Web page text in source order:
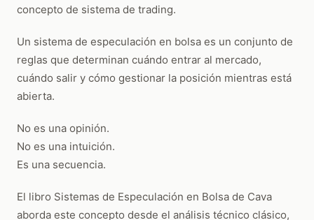
concepto de sistema de trading.
Un sistema de especulación en bolsa es un conjunto de
reglas que determinan cuándo entrar al mercado,
cuándo salir y cómo gestionar la posición mientras está
abierta.
No es una opinión.
No es una intuición.
Es una secuencia.
El libro Sistemas de Especulación en Bolsa de Cava
aborda este concepto desde el análisis técnico clásico,